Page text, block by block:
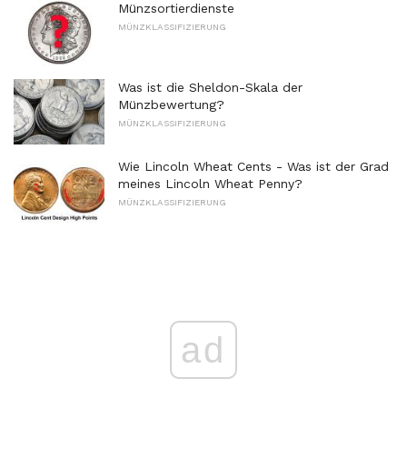
Münzsortierdienste
MÜNZKLASSIFIZIERUNG
Was ist die Sheldon-Skala der
Münzbewertung?
MÜNZKLASSIFIZIERUNG
Wie Lincoln Wheat Cents - Was ist der Grad
meines Lincoln Wheat Penny?
MÜNZKLASSIFIZIERUNG
ad